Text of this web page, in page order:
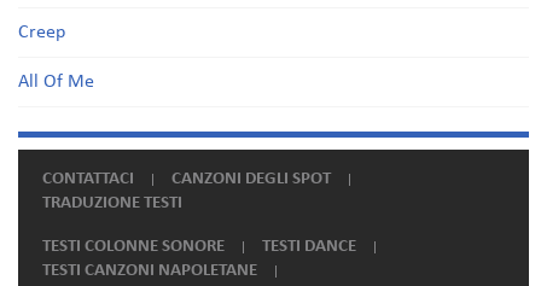
Creep
All Of Me
CONTATTACI
CANZONI DEGLI SPOT
TRADUZIONE TESTI
TESTI COLONNE SONORE
TESTI DANCE
TESTI CANZONI NAPOLETANE